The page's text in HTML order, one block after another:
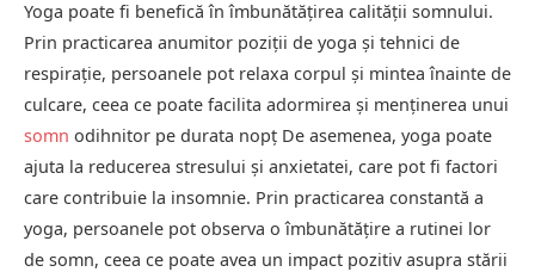
Yoga poate fi benefică în îmbunătățirea calității somnului.
Prin practicarea anumitor poziții de yoga și tehnici de
respirație, persoanele pot relaxa corpul și mintea înainte de
culcare, ceea ce poate facilita adormirea și menținerea unui
somn odihnitor pe durata nopț De asemenea, yoga poate
ajuta la reducerea stresului și anxietatei, care pot fi factori
care contribuie la insomnie. Prin practicarea constantă a
yoga, persoanele pot observa o îmbunătățire a rutinei lor
de somn, ceea ce poate avea un impact pozitiv asupra stării